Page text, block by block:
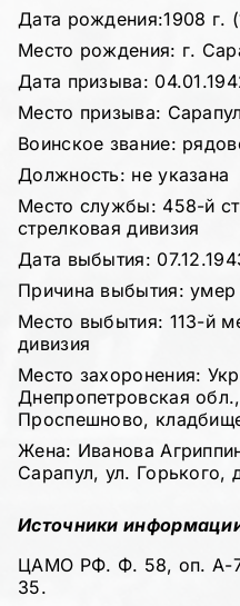
Дата рождения:1908 г.
Место рождения: г.
Дата призыва:
Место призыва:
Воинское звание:
Должность: не указана
Место службы: 458-й
стрелковая дивизия
Дата выбытия:
Причина выбытия: умер
Место выбытия: 113-й
дивизия
Место захоронения:
Днепропетровская
Проспешново,
Жена: Иванова
Сарапул, ул. Горького,
Источники
ЦАМО РФ. Ф. 58, оп. А-
35.